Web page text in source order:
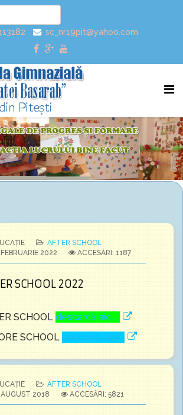
sc_nr19pit@yahoo.com
AFTER SCHOOL
2022
ACCESĂRI: 1187
SCHOOL 2022
SCHOOL descarcă aici....
SCHOOL descarcă aici...
AFTER SCHOOL
2018
ACCESĂRI: 5821